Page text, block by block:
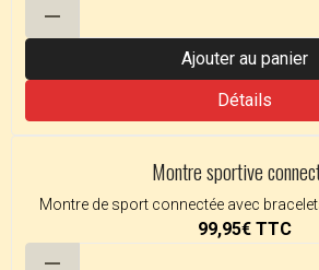
Ajouter au panier
Détails
Montre sportive
Montre de sport connectée avec
99,95€ TTC